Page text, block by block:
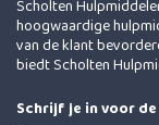
Scholten
hoogwaardige
van de klant
biedt Scholten
Schrijf je in voor